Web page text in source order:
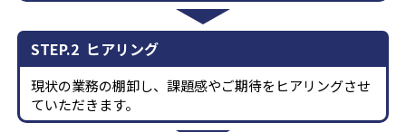
STEP.2 ヒアリング
現状の業務の棚卸し、課題感やご期待をヒアリングさせ
ていただきます。